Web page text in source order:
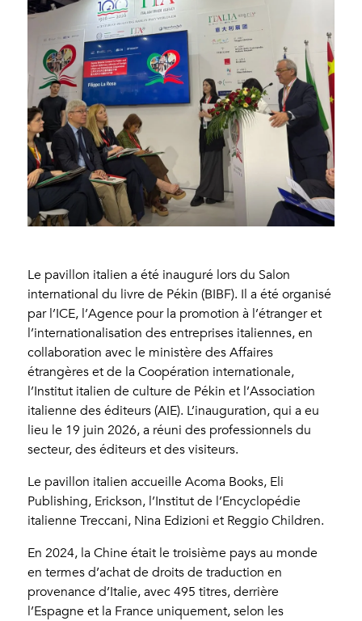
Le pavillon italien a été inauguré lors du Salon
international du livre de Pékin (BIBF). Il a été organisé
par l’ICE, l’Agence pour la promotion à l’étranger et
l’internationalisation des entreprises italiennes, en
collaboration avec le ministère des Affaires
étrangères et de la Coopération internationale,
l’Institut italien de culture de Pékin et l’Association
italienne des éditeurs (AIE). L’inauguration, qui a eu
lieu le 19 juin 2026, a réuni des professionnels du
secteur, des éditeurs et des visiteurs.
Le pavillon italien accueille Acoma Books, Eli
Publishing, Erickson, l’Institut de l’Encyclopédie
italienne Treccani, Nina Edizioni et Reggio Children.
En 2024, la Chine était le troisième pays au monde
en termes d’achat de droits de traduction en
provenance d’Italie, avec 495 titres, derrière
l’Espagne et la France uniquement, selon les